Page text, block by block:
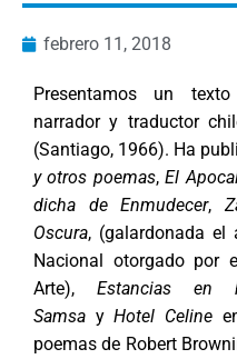
febrero 11, 2018
Presentamos un
narrador y traductor
(Santiago, 1966). Ha
y otros poemas,El
dicha de Enmudecer,
Oscura, (galardonada el
Nacional otorgado por
Arte), Estancias en
Samsa yHotel Celine
poemas de Robert